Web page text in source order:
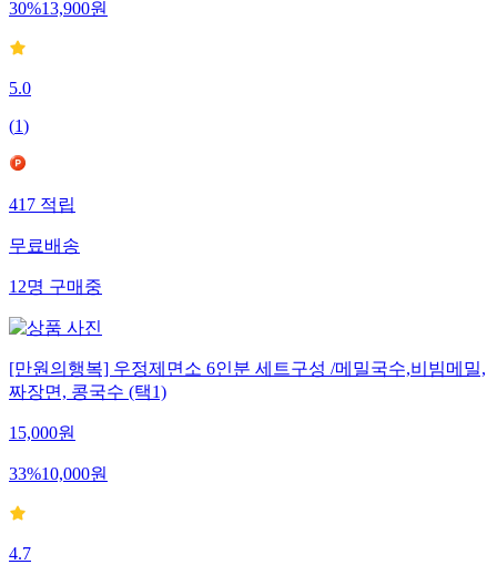
30%13,900원
5.0
(1)
417적립
무료배송
12명구매중
[만원의행복] 우정제면소 6인분 세트구성 /메밀국수,비빔메밀,
짜장면, 콩국수 (택1)
15,000원
33%10,000원
4.7